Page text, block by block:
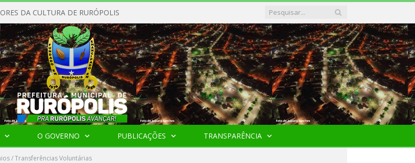
DA CULTURA DE RURÓPOLIS
O GOVERNO PUBLICAÇÕES TRANSPARÊNCIA
/ Transferências Voluntárias